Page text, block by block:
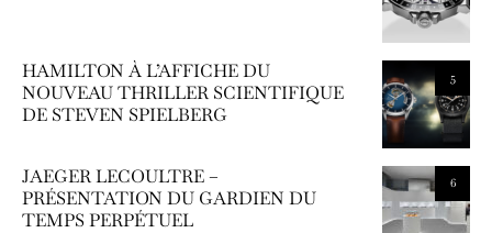
5
HAMILTON À L’AFFICHE DU
NOUVEAU THRILLER SCIENTIFIQUE
DE STEVEN SPIELBERG
6
JAEGER LECOULTRE –
PRÉSENTATION DU GARDIEN DU
TEMPS PERPÉTUEL